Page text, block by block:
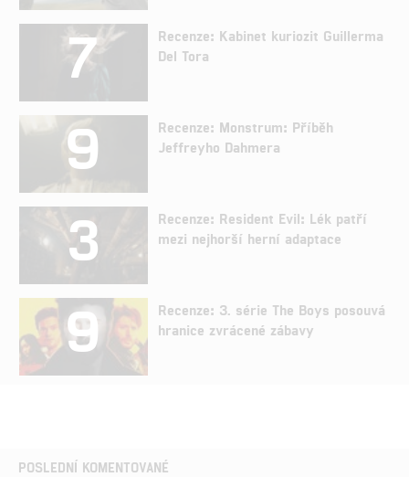
7
Recenze: Kabinet kuriozit Guillerma
Del Tora
9
Recenze: Monstrum: Příběh
Jeffreyho Dahmera
3
Recenze: Resident Evil: Lék patří
mezi nejhorší herní adaptace
9
Recenze: 3. série The Boys posouvá
hranice zvrácené zábavy
POSLEDNÍ KOMENTOVANÉ